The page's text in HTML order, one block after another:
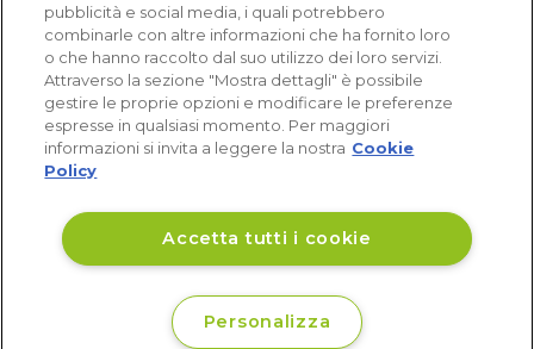
pubblicità e social media, i quali potrebbero
combinarle con altre informazioni che ha fornito loro
o che hanno raccolto dal suo utilizzo dei loro servizi.
Attraverso la sezione "Mostra dettagli" è possibile
gestire le proprie opzioni e modificare le preferenze
espresse in qualsiasi momento. Per maggiori
informazioni si invita a leggere la nostra Cookie
Policy
Accetta tutti i cookie
Personalizza